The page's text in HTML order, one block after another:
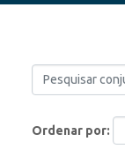
Ordenar por